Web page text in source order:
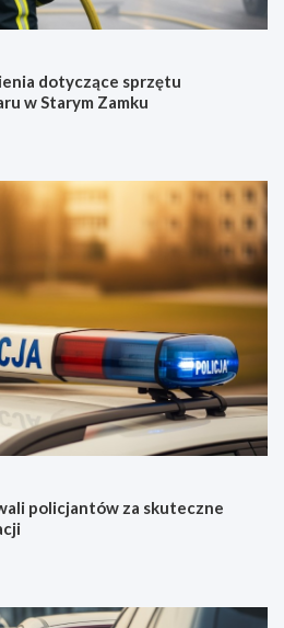
dotyczące sprzętu
w Starym Zamku
policjantów za skuteczne